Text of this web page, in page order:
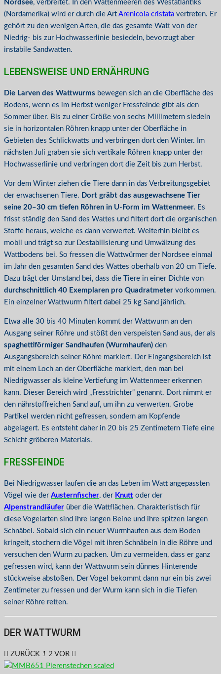
Nordsee, verbreitet. In den Wattenmeeren des Westatlantiks
(Nordamerika) wird er durch die Art Arenicola cristata vertreten. Er
gehört zu den wenigen Arten, die das gesamte Watt von der
Niedrig- bis zur Hochwasserlinie besiedeln, bevorzugt aber
instabile Sandwatten.
LEBENSWEISE UND ERNÄHRUNG
Die Larven des Wattwurms bewegen sich an die Oberfläche des
Bodens, wenn es im Herbst weniger Fressfeinde gibt als den
Sommer über. Bis zu einer Größe von sechs Millimetern siedeln
sie in horizontalen Röhren knapp unter der Oberfläche in
Gebieten des Schlickwatts und verbringen dort den Winter. Im
nächsten Juli graben sie sich vertikale Röhren knapp unter der
Hochwasserlinie und verbringen dort die Zeit bis zum Herbst.
Vor dem Winter ziehen die Tiere dann in das Verbreitungsgebiet
der erwachsenen Tiere. Dort gräbt das ausgewachsene Tier
seine 20–30 cm tiefen Röhren in U-Form im Wattenmeer. Es
frisst ständig den Sand des Wattes und filtert dort die organischen
Stoffe heraus, welche es dann verwertet. Weiterhin bleibt es
mobil und trägt so zur Destabilisierung und Umwälzung des
Wattbodens bei. So fressen die Wattwürmer der Nordsee einmal
im Jahr den gesamten Sand des Wattes oberhalb von 20 cm Tiefe.
Dazu trägt der Umstand bei, dass die Tiere in einer Dichte von
durchschnittlich 40 Exemplaren pro Quadratmeter vorkommen.
Ein einzelner Wattwurm filtert dabei 25 kg Sand jährlich.
Etwa alle 30 bis 40 Minuten kommt der Wattwurm an den
Ausgang seiner Röhre und stößt den verspeisten Sand aus, der als
spaghettiförmiger Sandhaufen (Wurmhaufen) den
Ausgangsbereich seiner Röhre markiert. Der Eingangsbereich ist
mit einem Loch an der Oberfläche markiert, den man bei
Niedrigwasser als kleine Vertiefung im Wattenmeer erkennen
kann. Dieser Bereich wird „Fresstrichter“ genannt. Dort nimmt er
den nährstoffreichen Sand auf, um ihn zu verwerten. Grobe
Partikel werden nicht gefressen, sondern am Kopfende
abgelagert. Es entsteht daher in 20 bis 25 Zentimetern Tiefe eine
Schicht gröberen Materials.
FRESSFEINDE
Bei Niedrigwasser laufen die an das Leben im Watt angepassten
Vögel wie der Austernfischer, der Knutt oder der
Alpenstrandläufer über die Wattflächen. Charakteristisch für
diese Vogelarten sind ihre langen Beine und ihre spitzen langen
Schnäbel. Sobald sich ein neuer Wurmhaufen aus dem Boden
kringelt, stochern die Vögel mit ihren Schnäbeln in die Röhre und
versuchen den Wurm zu packen. Um zu vermeiden, dass er ganz
gefressen wird, kann der Wattwurm sein dünnes Hinterende
stückweise abstoßen. Der Vogel bekommt dann nur ein bis zwei
Zentimeter zu fressen und der Wurm kann sich in die Tiefen
seiner Röhre retten.
DER WATTWURM
ZURÜCK 1 2 VOR